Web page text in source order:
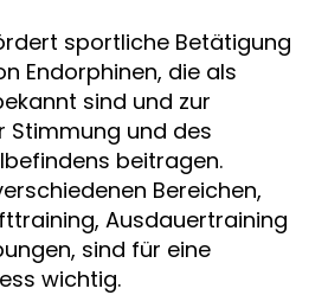
sportliche Betätigung
Endorphinen, die als
sind und zur
Stimmung und des
beitragen.
Bereichen,
Ausdauertraining
sind für eine
wichtig.